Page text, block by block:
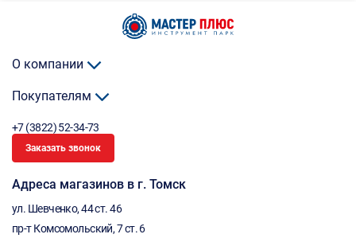
О компании
Покупателям
+7 (3822) 52-34-73
Заказать звонок
Адреса магазинов в г. Томск
ул. Шевченко, 44 ст. 46
пр-т Комсомольский, 7 ст. 6